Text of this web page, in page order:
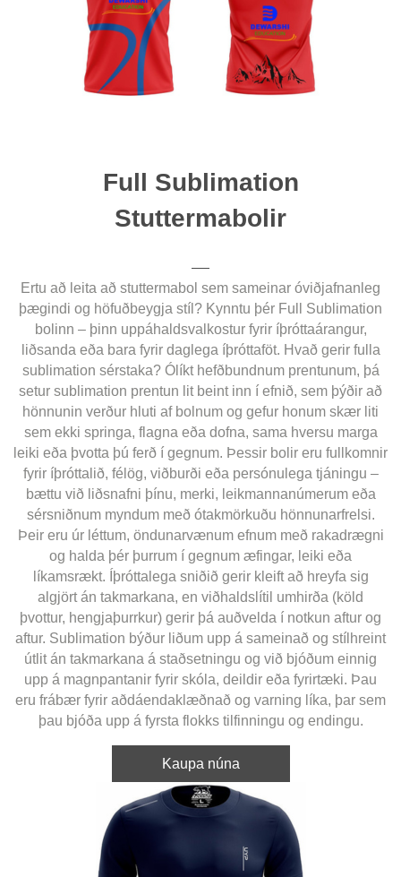
Full Sublimation
Stuttermabolir
Ertu að leita að stuttermabol sem sameinar óviðjafnanleg
þægindi og höfuðbeygja stíl? Kynntu þér Full Sublimation
bolinn – þinn uppáhaldsvalkostur fyrir íþróttaárangur,
liðsanda eða bara fyrir daglega íþróttaföt. Hvað gerir fulla
sublimation sérstaka? Ólíkt hefðbundnum prentunum, þá
setur sublimation prentun lit beint inn í efnið, sem þýðir að
hönnunin verður hluti af bolnum og gefur honum skær liti
sem ekki springa, flagna eða dofna, sama hversu marga
leiki eða þvotta þú ferð í gegnum. Þessir bolir eru fullkomnir
fyrir íþróttalið, félög, viðburði eða persónulega tjáningu –
bættu við liðsnafni þínu, merki, leikmannanúmerum eða
sérsniðnum myndum með ótakmörkuðu hönnunarfrelsi.
Þeir eru úr léttum, öndunarvænum efnum með rakadrægni
og halda þér þurrum í gegnum æfingar, leiki eða
líkamsrækt. Íþróttalega sniðið gerir kleift að hreyfa sig
algjört án takmarkana, en viðhaldslítil umhirða (köld
þvottur, hengjaþurrkur) gerir þá auðvelda í notkun aftur og
aftur. Sublimation býður liðum upp á sameinað og stílhreint
útlit án takmarkana á staðsetningu og við bjóðum einnig
upp á magnpantanir fyrir skóla, deildir eða fyrirtæki. Þau
eru frábær fyrir aðdáendaklæðnað og varning líka, þar sem
þau bjóða upp á fyrsta flokks tilfinningu og endingu.
Kaupa núna